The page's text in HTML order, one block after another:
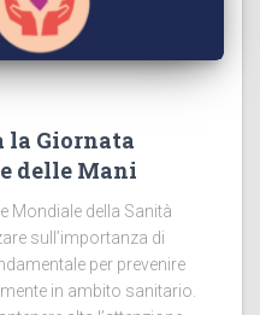
la Giornata
delle Mani
Mondiale della Sanità
sull’importanza di
per prevenire
in ambito sanitario.